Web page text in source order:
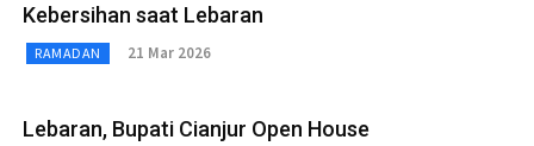
Kebersihan saat Lebaran
RAMADAN 21 Mar 2026
Lebaran, Bupati Cianjur Open House